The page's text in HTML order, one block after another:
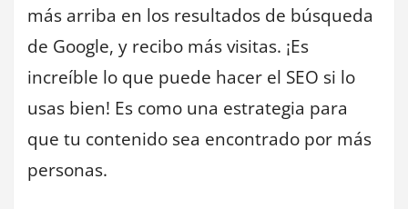
más arriba en los resultados de búsqueda
de Google, y recibo más visitas. ¡Es
increíble lo que puede hacer el SEO si lo
usas bien! Es como una estrategia para
que tu contenido sea encontrado por más
personas.